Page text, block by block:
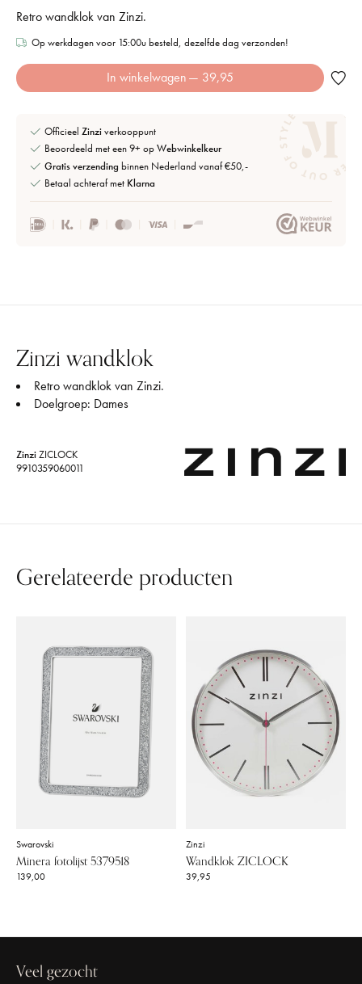
Retro wandklok van Zinzi.
Op werkdagen voor 15:00u besteld, dezelfde dag verzonden!
In winkelwagen — 39,95
Officieel Zinziverkooppunt
Beoordeeld met een 9+ opWebwinkelkeur
Gratis verzending binnen Nederland vanaf €50,-
Betaal achteraf met Klarna
Zinzi wandklok
Retro wandklok van Zinzi.
Doelgroep: Dames
ZinziZICLOCK
9910359060011
Gerelateerde producten
Swarovski
Minera fotolijst 5379518
139,00
Zinzi
Wandklok ZICLOCK
39,95
Veel gezocht